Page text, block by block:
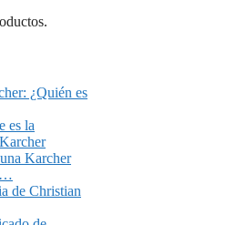
¿Quién es
es la
Karcher
de Christian